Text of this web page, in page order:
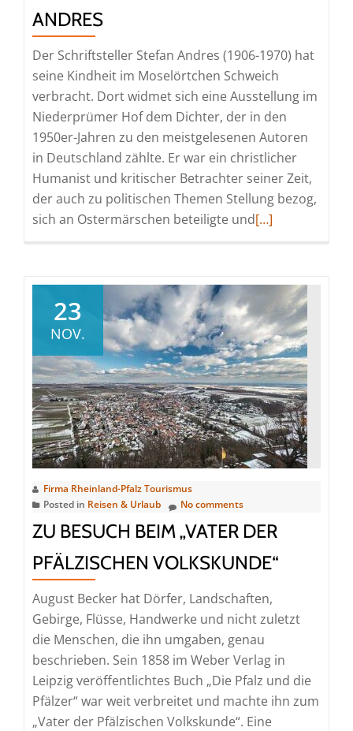
ANDRES
Der Schriftsteller Stefan Andres (1906-1970) hat
seine Kindheit im Moselörtchen Schweich
verbracht. Dort widmet sich eine Ausstellung im
Niederprümer Hof dem Dichter, der in den
1950er-Jahren zu den meistgelesenen Autoren
in Deutschland zählte. Er war ein christlicher
Humanist und kritischer Betrachter seiner Zeit,
der auch zu politischen Themen Stellung bezog,
sich an Ostermärschen beteiligte undRead
Heimat
des
Bestsellerautors
Stefan
Andres
[…]
23
NOV.
Firma Rheinland-Pfalz Tourismus
Posted in Reisen & Urlaub No comments
ZU BESUCH BEIM „VATER DER
PFÄLZISCHEN VOLKSKUNDE“
August Becker hat Dörfer, Landschaften,
Gebirge, Flüsse, Handwerke und nicht zuletzt
die Menschen, die ihn umgaben, genau
beschrieben. Sein 1858 im Weber Verlag in
Leipzig veröffentlichtes Buch „Die Pfalz und die
Pfälzer“ war weit verbreitet und machte ihn zum
„Vater der Pfälzischen Volkskunde“. Eine